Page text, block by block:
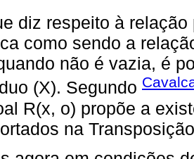
diz respeito à
como sendo a
não é vazia, é
(X). Segundo
R(x, o) propõe a
na